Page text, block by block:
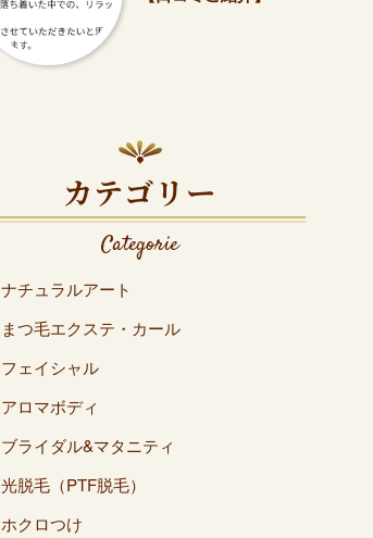
カテゴリー
Categorie
ナチュラルアート
まつ毛エクステ・カール
フェイシャル
アロマボディ
ブライダル&マタニティ
光脱毛（PTF脱毛）
ホクロつけ